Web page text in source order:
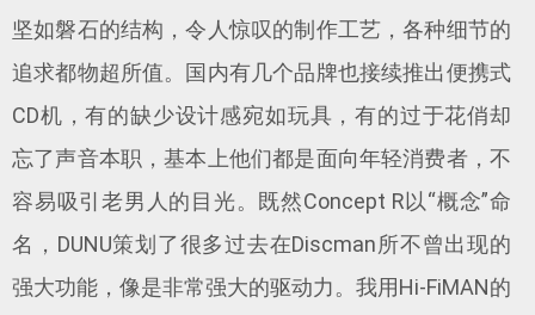
坚如磐石的结构，令人惊叹的制作工艺，各种细节的
追求都物超所值。国内有几个品牌也接续推出便携式
CD机，有的缺少设计感宛如玩具，有的过于花俏却
忘了声音本职，基本上他们都是面向年轻消费者，不
容易吸引老男人的目光。既然Concept R以“概念”命
名，DUNU策划了很多过去在Discman所不曾出现的
强大功能，像是非常强大的驱动力。我用Hi-FiMAN的